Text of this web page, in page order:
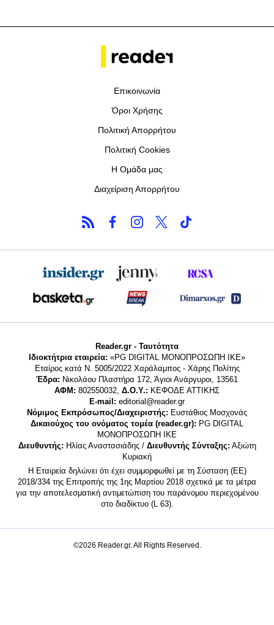
Επικοινωνία
Όροι Χρήσης
Πολιτική Απορρήτου
Πολιτική Cookies
Η Ομάδα μας
Διαχείριση Απορρήτου
Reader.gr - Ταυτότητα
Ιδιοκτήτρια εταιρεία: «PG DIGITAL MONΟΠΡΟΣΩΠΗ ΙΚΕ»
Εταίρος κατά Ν. 5005/2022 Χαράλαμπος - Χάρης Πολίτης
Έδρα: Νικολάου Πλαστήρα 172, Άγιοι Ανάργυροι, 13561
ΑΦΜ: 802550032, Δ.Ο.Υ.: ΚΕΦΟΔΕ ΑΤΤΙΚΗΣ
E-mail: editorial@reader.gr
Νόμιμος Εκπρόσωπος/Διαχειριστής: Ευστάθιος Μοσχονάς
Δικαιούχος του ονόματος τομέα (reader.gr): PG DIGITAL
MONΟΠΡΟΣΩΠΗ ΙΚΕ
Διευθυντής: Ηλίας Αναστασιάδης / Διευθυντής Σύνταξης: Αξιώτη
Κυριακή
Η Εταιρεία δηλώνει ότι έχει συμμορφωθεί με τη Σύσταση (ΕΕ)
2018/334 της Επιτροπής της 1ης Μαρτίου 2018 σχετικά με τα μέτρα
για την αποτελεσματική αντιμετώπιση του παράνομου περιεχομένου
στο διαδίκτυο (L 63).
©2026 Reader.gr. All Rights Reserved.